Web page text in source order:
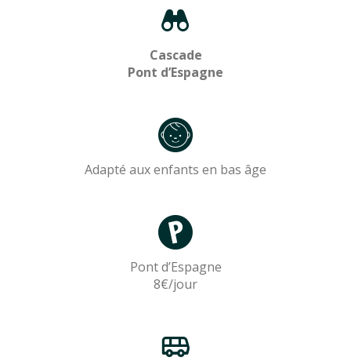
Cascade
Pont d’Espagne
Adapté aux enfants en bas âge
Pont d’Espagne
8€/jour